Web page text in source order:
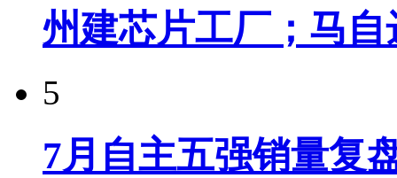
州建芯片工厂；马
5
7月自主五强销量复